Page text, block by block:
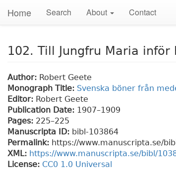
Home Search About Contact
102. Till Jungfru Maria inför
Author: Robert Geete
Monograph Title: Svenska böner från
Editor: Robert Geete
Publication Date: 1907–1909
Pages: 225–225
Manuscripta ID: bibl-103864
Permalink: https://www.manuscripta.se/
XML: https://www.manuscripta.se/bibl/
License: CC0 1.0 Universal